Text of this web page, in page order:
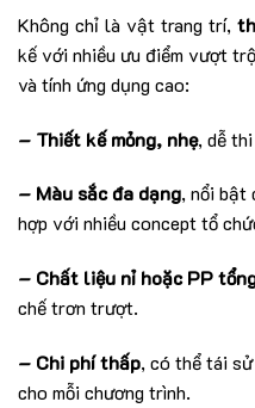
Không chỉ là vật trang trí,
kế với nhiều ưu điểm vượt
và tính ứng dụng cao:
– Thiết kế mỏng, nhẹ, dễ
– Màu sắc đa dạng, nổi bật
hợp với nhiều concept tổ
– Chất liệu nỉ hoặc PP
chế trơn trượt.
– Chi phí thấp, có thể tái
cho mỗi chương trình.